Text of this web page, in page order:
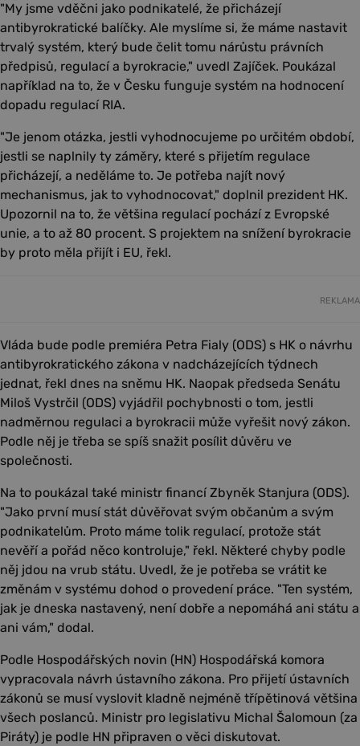
"My jsme vděčni jako podnikatelé, že přicházejí
antibyrokratické balíčky. Ale myslíme si, že máme nastavit
trvalý systém, který bude čelit tomu nárůstu právních
předpisů, regulací a byrokracie," uvedl Zajíček. Poukázal
například na to, že v Česku funguje systém na hodnocení
dopadu regulací RIA.
"Je jenom otázka, jestli vyhodnocujeme po určitém období,
jestli se naplnily ty záměry, které s přijetím regulace
přicházejí, a neděláme to. Je potřeba najít nový
mechanismus, jak to vyhodnocovat," doplnil prezident HK.
Upozornil na to, že většina regulací pochází z Evropské
unie, a to až 80 procent. S projektem na snížení byrokracie
by proto měla přijít i EU, řekl.
REKLAMA
Vláda bude podle premiéra Petra Fialy (ODS) s HK o návrhu
antibyrokratického zákona v nadcházejících týdnech
jednat, řekl dnes na sněmu HK. Naopak předseda Senátu
Miloš Vystrčil (ODS) vyjádřil pochybnosti o tom, jestli
nadměrnou regulaci a byrokracii může vyřešit nový zákon.
Podle něj je třeba se spíš snažit posílit důvěru ve
společnosti.
Na to poukázal také ministr financí Zbyněk Stanjura (ODS).
"Jako první musí stát důvěřovat svým občanům a svým
podnikatelům. Proto máme tolik regulací, protože stát
nevěří a pořád něco kontroluje," řekl. Některé chyby podle
něj jdou na vrub státu. Uvedl, že je potřeba se vrátit ke
změnám v systému dohod o provedení práce. "Ten systém,
jak je dneska nastavený, není dobře a nepomáhá ani státu a
ani vám," dodal.
Podle Hospodářských novin (HN) Hospodářská komora
vypracovala návrh ústavního zákona. Pro přijetí ústavních
zákonů se musí vyslovit kladně nejméně třípětinová většina
všech poslanců. Ministr pro legislativu Michal Šalomoun (za
Piráty) je podle HN připraven o věci diskutovat.